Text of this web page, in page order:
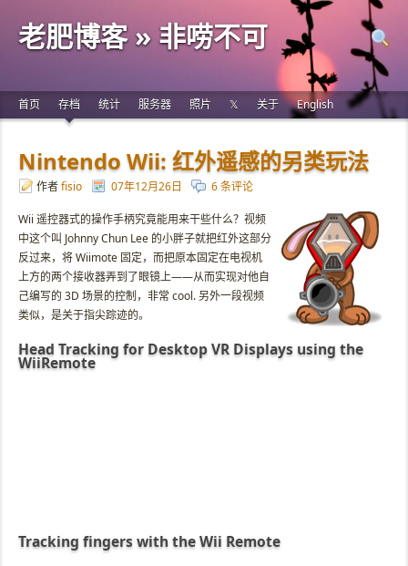
老肥博客 » 非唠不可
首页 存档 统计 服务器 照片 𝕏 关于 English
Nintendo Wii: 红外遥感的另类玩法
作者fisio 07年12月26日 6 条评论
Wii 遥控器式的操作手柄究竟能用来干些什么？视频
中这个叫 Johnny Chun Lee 的小胖子就把红外这部分
反过来，将 Wiimote 固定，而把原本固定在电视机
上方的两个接收器弄到了眼镜上——从而实现对他自
己编写的 3D 场景的控制，非常 cool. 另外一段视频
类似，是关于指尖踪迹的。
Head Tracking for Desktop VR Displays using the
WiiRemote
Tracking fingers with the Wii Remote